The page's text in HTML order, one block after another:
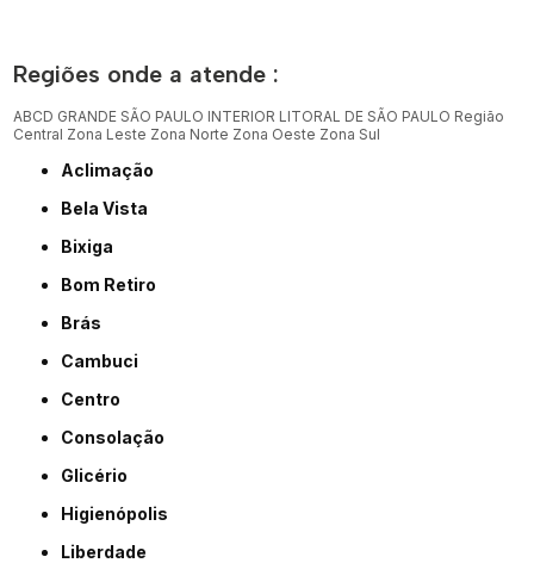
Regiões onde a atende :
ABCD GRANDE SÃO PAULO INTERIOR LITORAL DE SÃO PAULO Região
Central Zona Leste Zona Norte Zona Oeste Zona Sul
Aclimação
Bela Vista
Bixiga
Bom Retiro
Brás
Cambuci
Centro
Consolação
Glicério
Higienópolis
Liberdade